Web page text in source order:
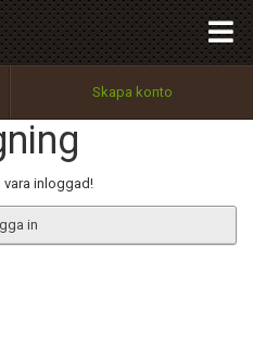
Skapa konto
vara inloggad!
in
OK
Tillbaka till förstasidan